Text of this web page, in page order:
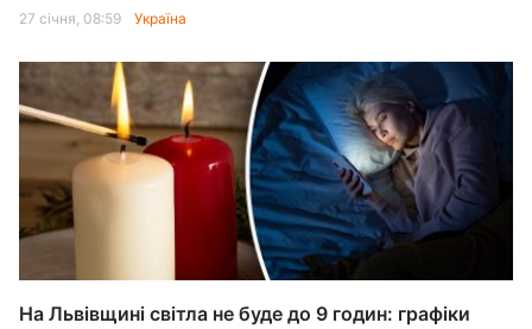
27 січня, 08:59 Україна
На Львівщині світла не буде до 9 годин: графіки